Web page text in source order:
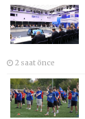
2 saat önce